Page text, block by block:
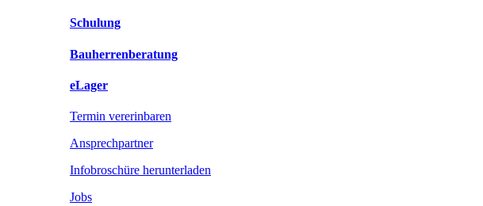
Schulung
Bauherrenberatung
eLager
Termin vererinbaren
Ansprechpartner
Infobroschüre herunterladen
Jobs